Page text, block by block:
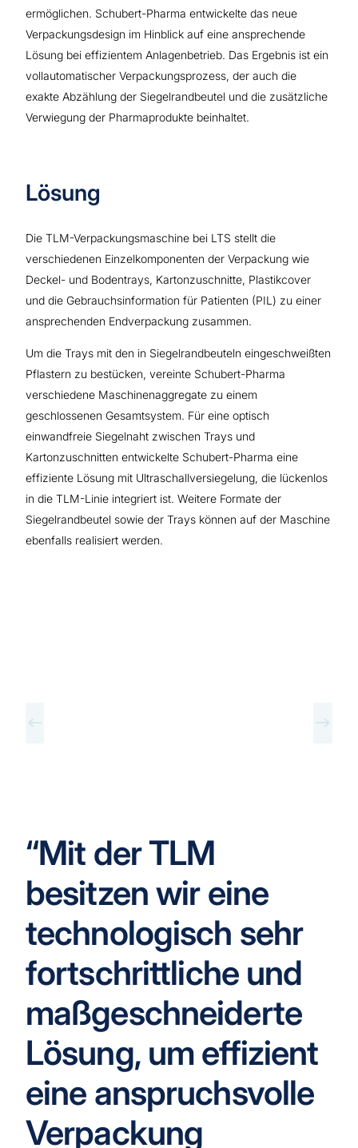
ermöglichen. Schubert-Pharma entwickelte das neue
Verpackungsdesign im Hinblick auf eine ansprechende
Lösung bei effizientem Anlagenbetrieb. Das Ergebnis ist ein
vollautomatischer Verpackungsprozess, der auch die
exakte Abzählung der Siegelrandbeutel und die zusätzliche
Verwiegung der Pharmaprodukte beinhaltet.
Lösung
Die TLM-Verpackungsmaschine bei LTS stellt die
verschiedenen Einzelkomponenten der Verpackung wie
Deckel- und Bodentrays, Kartonzuschnitte, Plastikcover
und die Gebrauchsinformation für Patienten (PIL) zu einer
ansprechenden Endverpackung zusammen.
Um die Trays mit den in Siegelrandbeuteln eingeschweißten
Pflastern zu bestücken, vereinte Schubert-Pharma
verschiedene Maschinenaggregate zu einem
geschlossenen Gesamtsystem. Für eine optisch
einwandfreie Siegelnaht zwischen Trays und
Kartonzuschnitten entwickelte Schubert-Pharma eine
effiziente Lösung mit Ultraschallversiegelung, die lückenlos
in die TLM-Linie integriert ist. Weitere Formate der
Siegelrandbeutel sowie der Trays können auf der Maschine
ebenfalls realisiert werden.
“Mit der TLM
besitzen wir eine
technologisch sehr
fortschrittliche und
maßgeschneiderte
Lösung, um effizient
eine anspruchsvolle
Verpackung